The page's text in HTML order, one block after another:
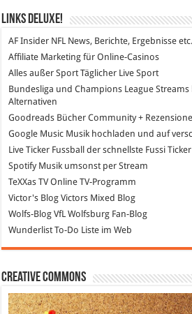
Links DeLuXe!
AF Insider NFL News, Berichte, Ergebnisse etc.
Affiliate Marketing für Online-Casinos
Alles außer Sport Täglicher Live Sport
Bundesliga und Champions League Streams
Alternativen
Goodreads Bücher Community +
Google Music Musik hochladen und auf
Live Ticker Fussball der schnellste Fussi
SpotifyMusik umsonst per Stream
TeXXas TVOnline TV-Programm
Victor's Blog Victors Mixed Blog
Wolfs-Blog VfL Wolfsburg Fan-Blog
Wunderlist To-Do Liste im Web
Creative Commons